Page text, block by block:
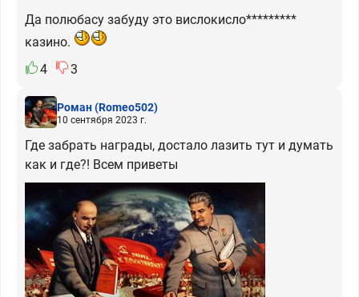
Да полюбасу забуду это вислокисло*********
казино.
4
3
Роман(Romeo502)
10 сентября 2023 г.
Где забрать награды, достало лазить тут и думать
как и где?! Всем приветы